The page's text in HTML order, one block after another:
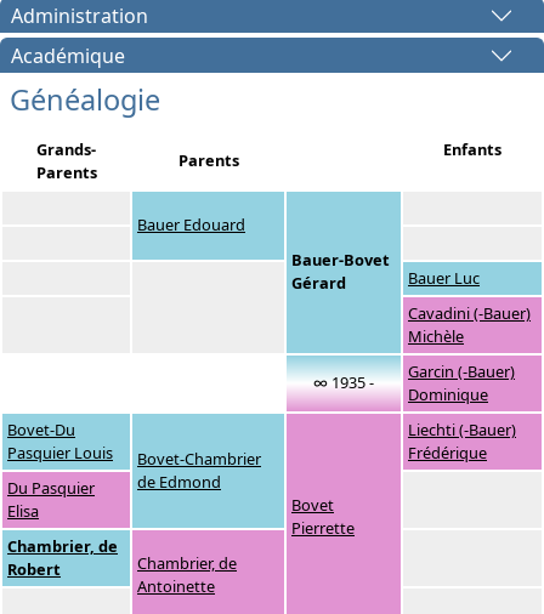
Administration
Académique
Généalogie
Grands-
Parents
Parents Enfants
Bauer Edouard
Bauer-Bovet
Gérard
Bauer Luc
Cavadini (-Bauer)
Michèle
∞ 1935 -
Garcin (-Bauer)
Dominique
Bovet-Du
Pasquier Louis
Bovet-Chambrier
de Edmond
Bovet
Pierrette
Liechti (-Bauer)
Frédérique
Du Pasquier
Elisa
Chambrier, de
Robert
Chambrier, de
Antoinette